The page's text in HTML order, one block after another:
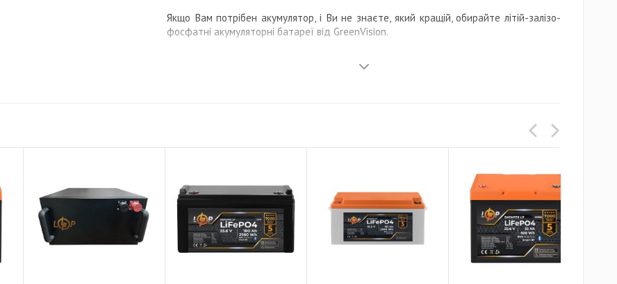
Якщо Вам потрібен акумулятор, і Ви не знаєте, який кращій, обирайте літій-залізо-
фосфатні акумуляторні батареї від GreenVision.
Надаємо гарантію від виробника на всі типи акумуляторів. Гарантійний ремонт та